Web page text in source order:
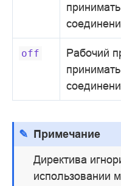
off
Рабочий
Примечание
Директива
использовании